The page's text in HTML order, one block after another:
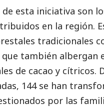
esta iniciativa son
en la región.
tradicionales
que también
de cacao y cítricos.
144 se han
por las